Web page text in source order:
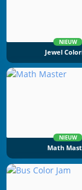
NIEUW
Jewel
NIEUW
Math